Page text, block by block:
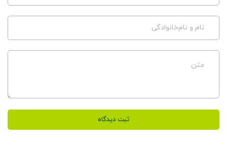
نام و نام‌خانوادگی
متن
ثبت دیدگاه